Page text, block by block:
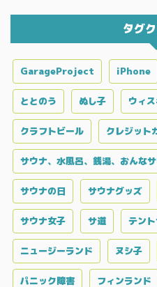
タグ
GarageProject iPhone
ととのう ぬし子 ウィ
クラフトビール クレジット
サウナ、水風呂、銭湯、おんな
サウナの日 サウナグッズ
サウナ女子 サ道 テン
ニュージーランド ヌシ子
パニック障害 フィンランド